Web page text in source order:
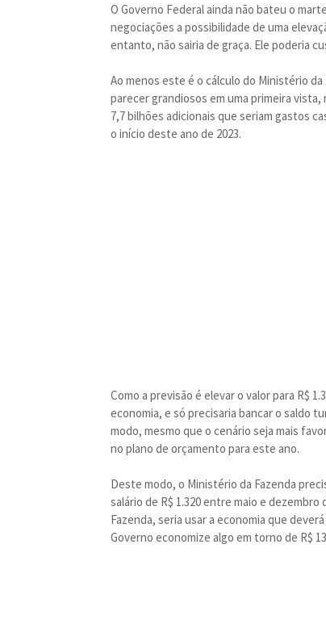
O Governo Federal ainda não bateu o
negociações a possibilidade de uma
entanto, não sairia de graça. Ele poderia
Ao menos este é o cálculo do Ministério
parecer grandiosos em uma primeira vista,
7,7 bilhões adicionais que seriam gastos
o início deste ano de 2023.
Como a previsão é elevar o valor para R$
economia, e só precisaria bancar o saldo
modo, mesmo que o cenário seja mais
no plano de orçamento para este ano.
Deste modo, o Ministério da Fazenda
salário de R$ 1.320 entre maio e
Fazenda, seria usar a economia que
Governo economize algo em torno de R$